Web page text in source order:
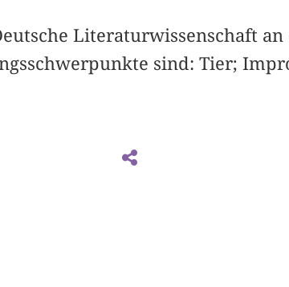
Literaturwissenschaft
sind: Tier;